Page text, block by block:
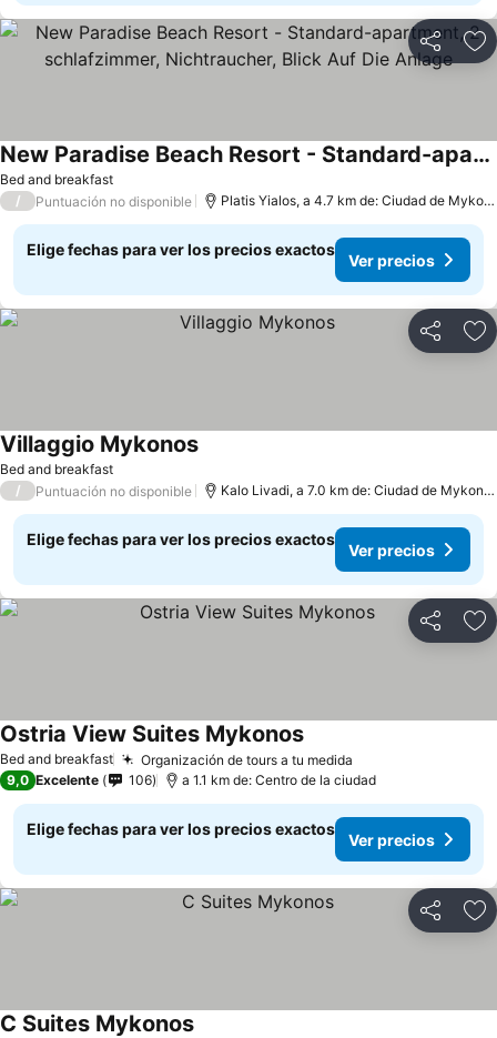
Compartir
Bed and breakfast
New Paradise Beach Resort - Standard-apartment, 2 schlafzimmer, Nichtraucher, Blick Auf Die Anlage
/ Puntuación no disponible Platis Yialos, a 4.7 km de: Ciudad de Mykonos
Elige fechas para ver los precios exactos
Ver precios
Compartir
Bed and breakfast
Villaggio Mykonos
/ Puntuación no disponible Kalo Livadi, a 7.0 km de: Ciudad de Mykonos
Elige fechas para ver los precios exactos
Ver precios
Compartir
Bed and breakfast Organización de tours a tu medida
Ostria View Suites Mykonos
9,0 Excelente 106 a 1.1 km de: Centro de la ciudad
Elige fechas para ver los precios exactos
Ver precios
Compartir
C Suites Mykonos